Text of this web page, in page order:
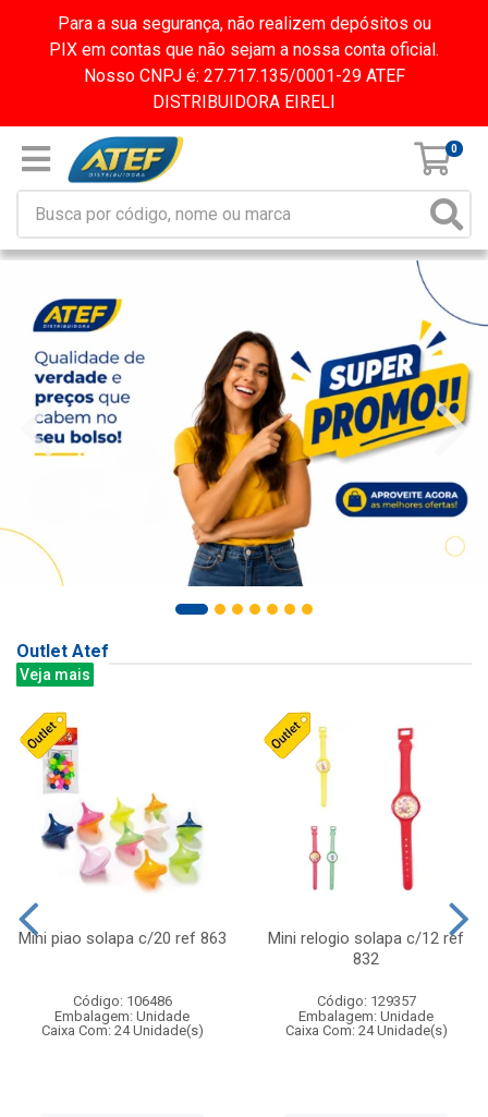
Para a sua segurança, não realizem depósitos ou
PIX em contas que não sejam a nossa conta oficial.
Nosso CNPJ é: 27.717.135/0001-29 ATEF
DISTRIBUIDORA EIRELI
0
Outlet Atef
Veja mais
Mini piao solapa c/20 ref 863
Código: 106486
Embalagem: Unidade
Caixa Com: 24 Unidade(s)
Mini relogio solapa c/12 ref
832
Código: 129357
Embalagem: Unidade
Caixa Com: 24 Unidade(s)